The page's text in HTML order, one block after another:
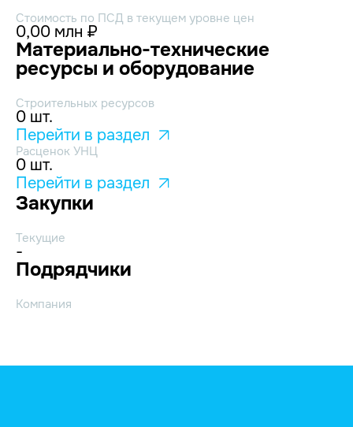
Стоимость по ПСД в текущем уровне цен
0,00 млн ₽
Материально-технические
ресурсы и оборудование
Строительных ресурсов
0 шт.
Перейти в раздел
Расценок УНЦ
0 шт.
Перейти в раздел
Закупки
Текущие
-
Подрядчики
Компания